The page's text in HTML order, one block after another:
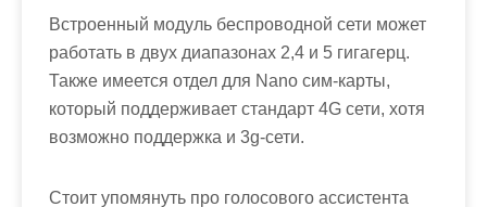
Встроенный модуль беспроводной сети может
работать в двух диапазонах 2,4 и 5 гигагерц.
Также имеется отдел для Nano сим-карты,
который поддерживает стандарт 4G сети, хотя
возможно поддержка и 3g-сети.
Стоит упомянуть про голосового ассистента